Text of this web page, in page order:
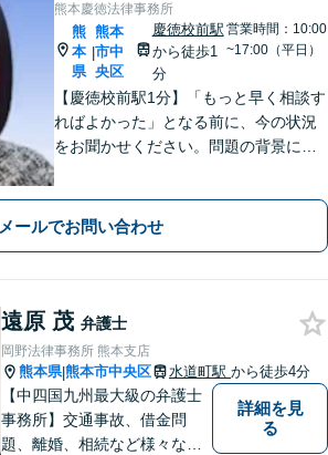
熊本慶徳法律事務所
熊
本
県
|
熊本
市中
央区
慶徳校前駅
から徒歩1
分
営業時間：10:00
~17:00（平日）
【慶徳校前駅1分】「もっと早く相談す
ればよかった」となる前に、今の状況
をお聞かせください。問題の背景にも
間面談可】
メールでお問い合わせ
遠原 茂 弁護士
岡野法律事務所 熊本支店
熊本県|熊本市中央区 水道町駅 から徒歩4分
【中四国九州最大級の弁護士
事務所】交通事故、借金問
題、離婚、相続など様々な問
詳細を見
る